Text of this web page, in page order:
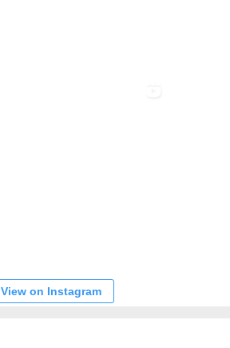
View on Instagram